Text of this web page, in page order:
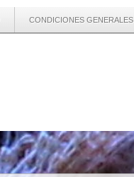
CONDICIONES GENERALES